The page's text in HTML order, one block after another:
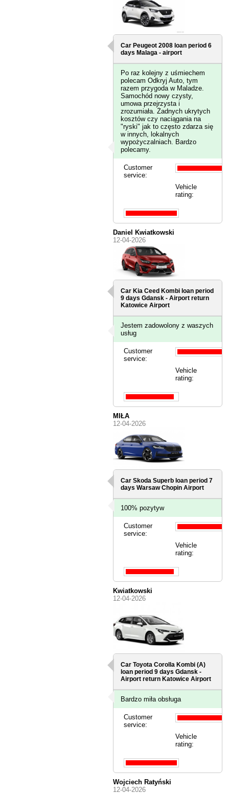
Car Peugeot 2008 loan period 6
daysMalaga - airport
Po raz kolejny z uśmiechem
polecam Odkryj Auto, tym
razem przygoda w Maladze.
Samochód nowy czysty,
umowa przejrzysta i
zrozumiała. Żadnych ukrytych
kosztów czy naciągania na
"ryski" jak to często zdarza się
w innych, lokalnych
wypożyczalniach. Bardzo
polecamy.
Customer
service:
Vehicle
rating:
Daniel Kwiatkowski
12-04-2026
Car Kia Ceed Kombi loan period
9 daysGdansk - Airport return
Katowice Airport
Jestem zadowolony z waszych
usług
Customer
service:
Vehicle
rating:
MIŁA
12-04-2026
Car Skoda Superb loan period 7
daysWarsaw Chopin Airport
100% pozytyw
Customer
service:
Vehicle
rating:
Kwiatkowski
12-04-2026
Car Toyota Corolla Kombi (A)
loan period 9 daysGdansk -
Airport return Katowice Airport
Bardzo miła obsługa
Customer
service:
Vehicle
rating:
Wojciech Ratyński
12-04-2026